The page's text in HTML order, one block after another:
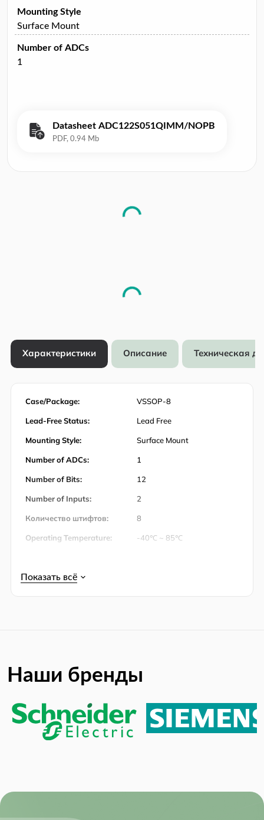
Mounting Style
Surface Mount
Number of ADCs
1
Datasheet ADC122S051QIMM/NOPB
Характеристики Описание Техническая
Case/Package: VSSOP-8
Lead-Free Status: Lead Free
Mounting Style: Surface Mount
Number of ADCs: 1
Number of Bits: 12
Number of Inputs: 2
Количество штифтов: 8
Operating Temperature: -40℃ ~ 85℃
Power Consumption:
Наши бренды